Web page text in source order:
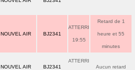
NOUVEL AIR BJ2341
ATTERRI
19:55
Retard de 1
heure et 55
minutes
NOUVEL AIR BJ2341
ATTERRI
Aucun retard